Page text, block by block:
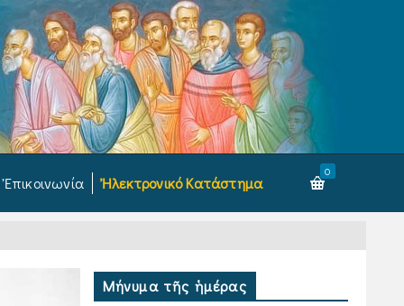
Ἐπικοινωνία Ἠλεκτρονικό Κατάστημα
0
Μήνυμα τῆς ἡμέρας